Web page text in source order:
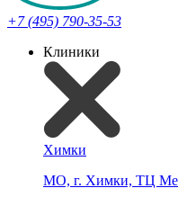
+7 (495) 790-35-53
Клиники
Химки
МО, г. Химки, ТЦ